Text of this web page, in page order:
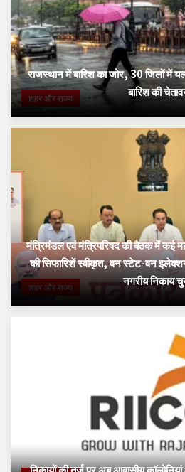
शहर और राज्य
राजस्थान में बारिश का जोर, 30 जिलों में
बारिश की
शहर और राज्य
मंत्रिमंडल एवं मंत्रिपरिषद की बैठक में कई
की सिफारिशें स्वीकृत, वन स्टेट-वन
नगरीय निकाय